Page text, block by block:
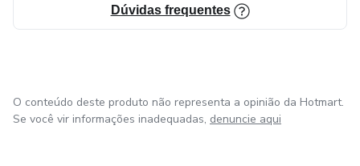
Dúvidas frequentes
O conteúdo deste produto não representa a opinião da Hotmart.
Se você vir informações inadequadas, denuncie aqui